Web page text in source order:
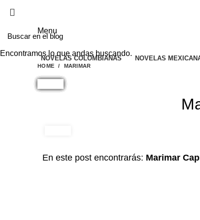
Menu
NOVELAS COLOMBIANAS NOVELAS
HOME MARIMAR
En este post encontrarás: Marimar
Encontramos lo que andas buscando.